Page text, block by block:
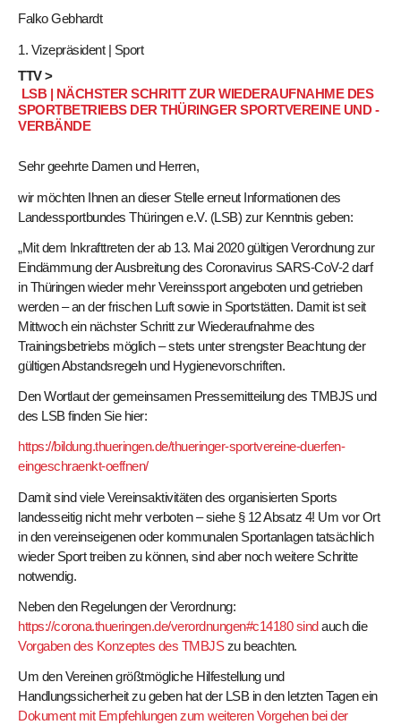
Falko Gebhardt
1. Vizepräsident | Sport
TTV >
LSB | NÄCHSTER SCHRITT ZUR WIEDERAUFNAHME DES
SPORTBETRIEBS DER THÜRINGER SPORTVEREINE UND -
VERBÄNDE
Sehr geehrte Damen und Herren,
wir möchten Ihnen an dieser Stelle erneut Informationen des
Landessportbundes Thüringen e.V. (LSB) zur Kenntnis geben:
„Mit dem Inkrafttreten der ab 13. Mai 2020 gültigen Verordnung zur
Eindämmung der Ausbreitung des Coronavirus SARS-CoV-2 darf
in Thüringen wieder mehr Vereinssport angeboten und getrieben
werden – an der frischen Luft sowie in Sportstätten. Damit ist seit
Mittwoch ein nächster Schritt zur Wiederaufnahme des
Trainingsbetriebs möglich – stets unter strengster Beachtung der
gültigen Abstandsregeln und Hygienevorschriften.
Den Wortlaut der gemeinsamen Pressemitteilung des TMBJS und
des LSB finden Sie hier:
https://bildung.thueringen.de/thueringer-sportvereine-duerfen-
eingeschraenkt-oeffnen/
Damit sind viele Vereinsaktivitäten des organisierten Sports
landesseitig nicht mehr verboten – siehe § 12 Absatz 4! Um vor Ort
in den vereinseigenen oder kommunalen Sportanlagen tatsächlich
wieder Sport treiben zu können, sind aber noch weitere Schritte
notwendig.
Neben den Regelungen der Verordnung:
https://corona.thueringen.de/verordnungen#c14180 sindauch die
Vorgaben des Konzeptes des TMBJSzu beachten.
Um den Vereinen größtmögliche Hilfestellung und
Handlungssicherheit zu geben hat der LSB in den letzten Tagen ein
Dokument mit Empfehlungen zum weiteren Vorgehen bei der